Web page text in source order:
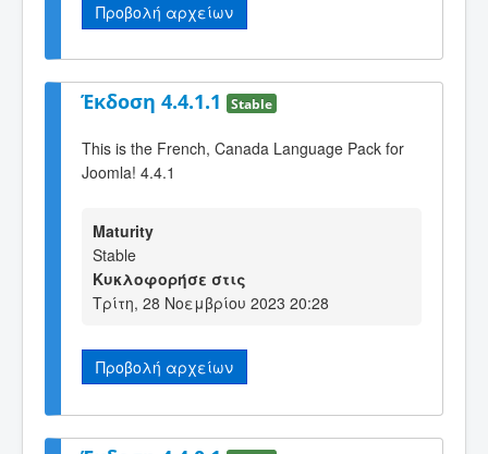
Προβολή αρχείων
Έκδοση 4.4.1.1 Stable
This is the French, Canada Language Pack for
Joomla! 4.4.1
Maturity
Stable
Κυκλοφορήσε στις
Τρίτη, 28 Νοεμβρίου 2023 20:28
Προβολή αρχείων